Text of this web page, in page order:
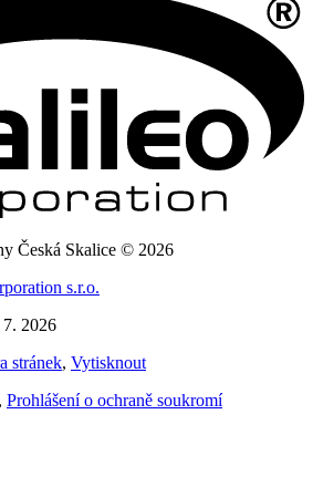
Česká Skalice © 2026
s.r.o.
7. 2026
stránek, Vytisknout
, Prohlášení o ochraně soukromí